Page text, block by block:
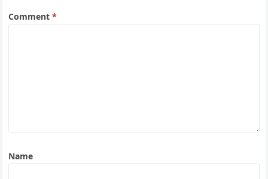
Comment*
Name